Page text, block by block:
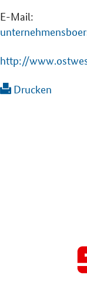
E-Mail:
http://
Drucken